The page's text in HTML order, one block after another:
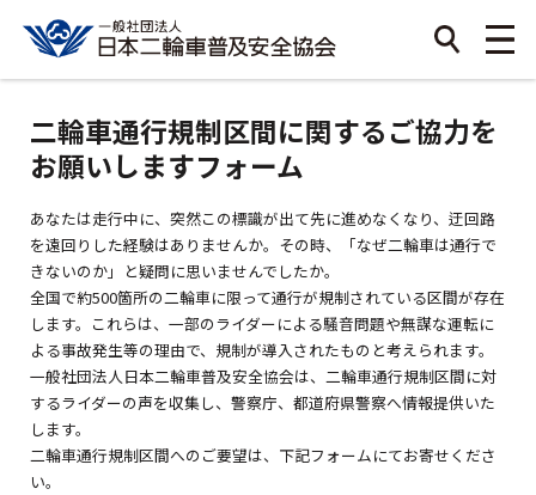
二輪車通行規制区間に関するご協力を
お願いしますフォーム
あなたは走行中に、突然この標識が出て先に進めなくなり、迂回路
を遠回りした経験はありませんか。その時、「なぜ二輪車は通行で
きないのか」と疑問に思いませんでしたか。
全国で約500箇所の二輪車に限って通行が規制されている区間が存在
します。これらは、一部のライダーによる騒音問題や無謀な運転に
よる事故発生等の理由で、規制が導入されたものと考えられます。
一般社団法人日本二輪車普及安全協会は、二輪車通行規制区間に対
するライダーの声を収集し、警察庁、都道府県警察へ情報提供いた
します。
二輪車通行規制区間へのご要望は、下記フォームにてお寄せくださ
い。